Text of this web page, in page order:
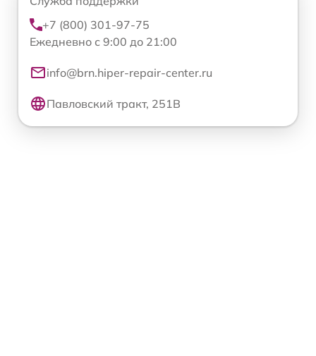
+7 (800) 301-97-75
Ежедневно с 9:00 до 21:00
info@brn.hiper-repair-center.ru
Павловский тракт, 251В